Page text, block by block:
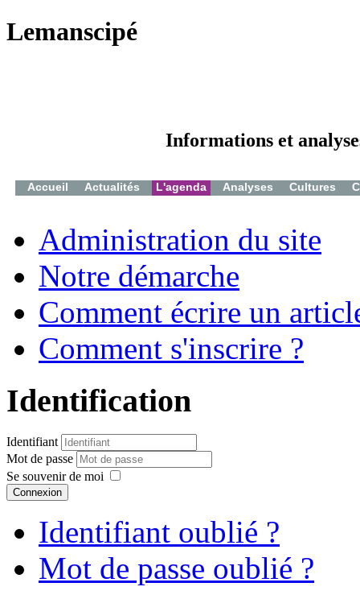
Lemanscipé
Informations et
Accueil Actualités L'agenda Analyses Cultures
Administration du site
Notre démarche
Comment écrire un
Comment s'inscrire ?
Identification
Identifiant
Mot de passe
Se souvenir de moi
Connexion
Identifiant oublié ?
Mot de passe oublié ?